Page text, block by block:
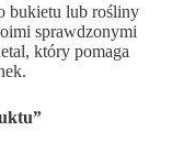
bukietu lub rośliny
sprawdzonymi
który pomaga